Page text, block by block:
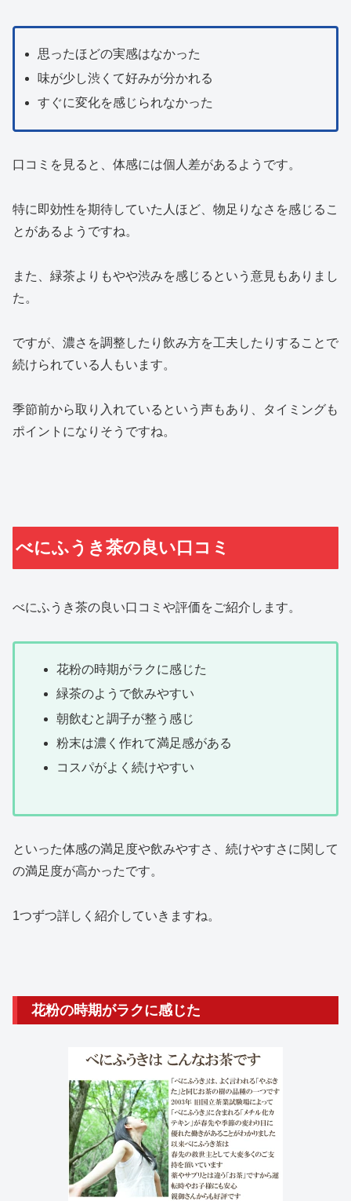
思ったほどの実感はなかった
味が少し渋くて好みが分かれる
すぐに変化を感じられなかった
口コミを見ると、体感には個人差があるようです。
特に即効性を期待していた人ほど、物足りなさを感じるこ
とがあるようですね。
また、緑茶よりもやや渋みを感じるという意見もありまし
た。
ですが、濃さを調整したり飲み方を工夫したりすることで
続けられている人もいます。
季節前から取り入れているという声もあり、タイミングも
ポイントになりそうですね。
べにふうき茶の良い口コミ
べにふうき茶の良い口コミや評価をご紹介します。
花粉の時期がラクに感じた
緑茶のようで飲みやすい
朝飲むと調子が整う感じ
粉末は濃く作れて満足感がある
コスパがよく続けやすい
といった体感の満足度や飲みやすさ、続けやすさに関して
の満足度が高かったです。
1つずつ詳しく紹介していきますね。
花粉の時期がラクに感じた